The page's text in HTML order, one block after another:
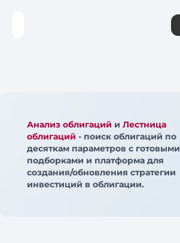
Анализ облигаций и Лестница
облигаций - поиск облигаций по
десяткам параметров с готовыми
подборками и платформа для
создания/обновления стратегии
инвестиций в облигации.